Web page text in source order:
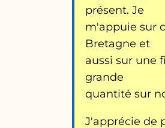
présent. Je
m'appuie sur
Bretagne et
aussi sur une
grande
quantité sur
J'apprécie de